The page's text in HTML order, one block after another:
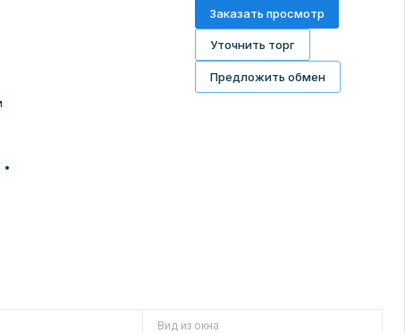
Заказать просмотр
Уточнить торг
Предложить обмен
Вид из окна